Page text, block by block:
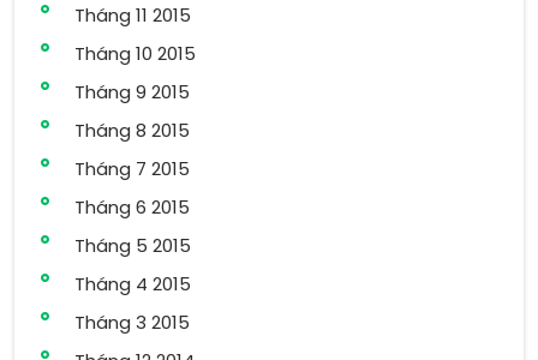
Tháng 11 2015
Tháng 10 2015
Tháng 9 2015
Tháng 8 2015
Tháng 7 2015
Tháng 6 2015
Tháng 5 2015
Tháng 4 2015
Tháng 3 2015